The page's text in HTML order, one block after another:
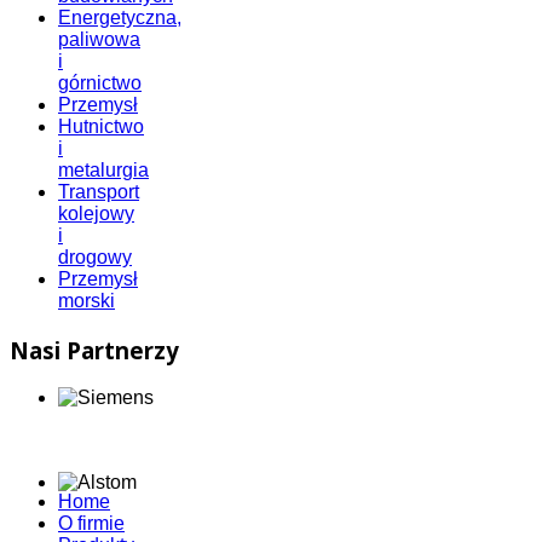
Energetyczna,
paliwowa
i
górnictwo
Przemysł
Hutnictwo
i
metalurgia
Transport
kolejowy
i
drogowy
Przemysł
morski
Nasi Partnerzy
Home
O firmie